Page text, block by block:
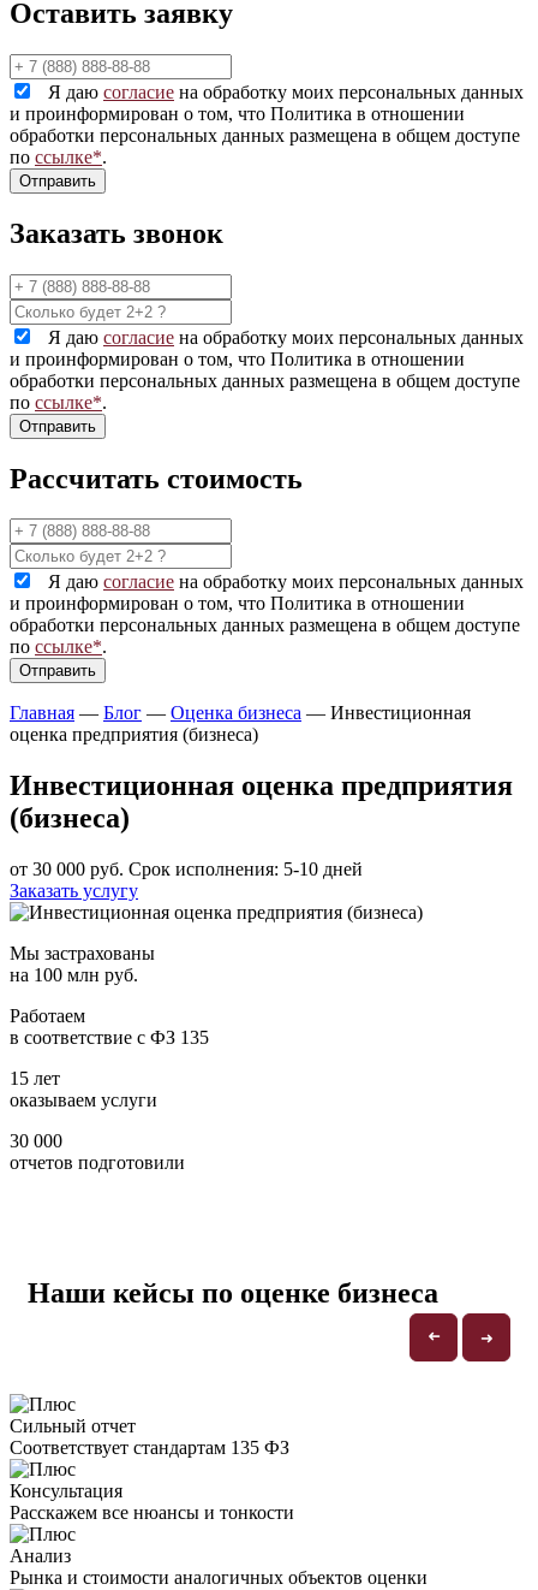
Оставить заявку
Я даю согласие на обработку моих персональных данных
и проинформирован о том, что Политика в отношении
обработки персональных данных размещена в общем доступе
по ссылке*.
Заказать звонок
Я даю согласие на обработку моих персональных данных
и проинформирован о том, что Политика в отношении
обработки персональных данных размещена в общем доступе
по ссылке*.
Рассчитать стоимость
Я даю согласие на обработку моих персональных данных
и проинформирован о том, что Политика в отношении
обработки персональных данных размещена в общем доступе
по ссылке*.
Главная — Блог — Оценка бизнеса — Инвестиционная
оценка предприятия (бизнеса)
Инвестиционная оценка предприятия
(бизнеса)
от 30 000 руб. Срок исполнения: 5-10 дней
Заказать услугу
Мы застрахованы
на 100 млн руб.
Работаем
в соответствие с ФЗ 135
15 лет
оказываем услуги
30 000
отчетов подготовили
Наши кейсы по оценке бизнеса
➜ ➜
Сильный отчет
Соответствует стандартам 135 ФЗ
Консультация
Расскажем все нюансы и тонкости
Анализ
Рынка и стоимости аналогичных объектов оценки